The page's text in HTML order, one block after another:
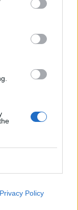
Privacy Policy
joje būtų
teisę gauti
paramą
ir kitais
apibrėžiant